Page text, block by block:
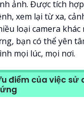
ảnh. Được tích
xem lại từ xa,
loại camera
bạn có thể yên
mọi lúc, mọi nơi.
điểm của việc sử